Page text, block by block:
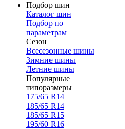
Подбор шин
Каталог шин
Подбор по
параметрам
Сезон
Всесезонные шины
Зимние шины
Летние шины
Популярные
типоразмеры
175/65 R14
185/65 R14
185/65 R15
195/60 R16